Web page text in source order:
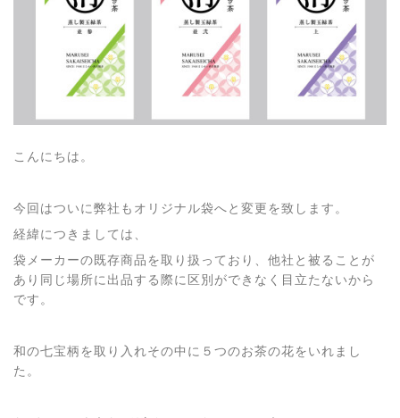
こんにちは。
今回はついに弊社もオリジナル袋へと変更を致します。
経緯につきましては、
袋メーカーの既存商品を取り扱っており、他社と被ることが
あり同じ場所に出品する際に区別ができなく目立たないから
です。
和の七宝柄を取り入れその中に５つのお茶の花をいれまし
た。